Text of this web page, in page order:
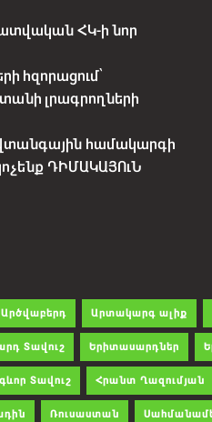
ՀԿ-ի նոր
հզորացում՝
լրագրողների
համակարգի
ԴԻՄԱԿԱՅՈւՆ
Արծվաբերդ Արտակարգ ալիք
Տավուշ Երիտասարդներ
Տավուշ Հրանտ Ղազումյան
Ռուսաստան